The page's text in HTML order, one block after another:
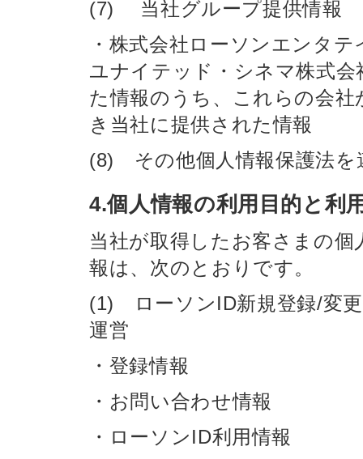
(7) 当社グループ提供情報
・株式会社ローソンエンタ
ユナイテッド・シネマ株式
た情報のうち、これらの会
き当社に提供された情報
(8) その他個人情報保護法を
4.個人情報の利用目的と利
当社が取得したお客さまの
報は、次のとおりです。
(1) ローソンID新規登録/変
運営
・登録情報
・お問い合わせ情報
・ローソンID利用情報